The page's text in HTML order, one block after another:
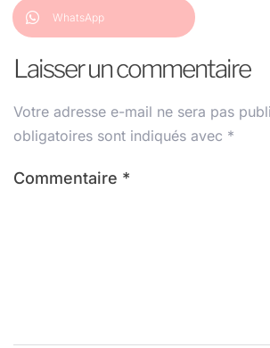
WhatsApp
Laisser un commentaire
Votre adresse e-mail ne sera pas
obligatoires sont indiqués avec *
Commentaire *